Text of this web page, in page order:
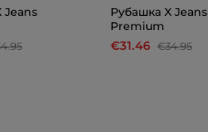
Jeans
Рубашка X Jeans
Premium
€31.46 €34.95